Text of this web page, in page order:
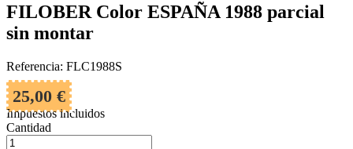
FILOBER Color ESPAÑA 1988 parcial
sin montar
Referencia: FLC1988S
25,00 €
Impuestos incluidos
Cantidad